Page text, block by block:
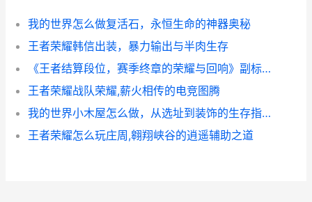
我的世界怎么做复活石，永恒生命的神器奥秘
王者荣耀韩信出装，暴力输出与半肉生存
《王者结算段位，赛季终章的荣耀与回响》副标题：一段征程的句点与新章序曲
王者荣耀战队荣耀,薪火相传的电竞图腾
我的世界小木屋怎么做，从选址到装饰的生存指南
王者荣耀怎么玩庄周,翱翔峡谷的逍遥辅助之道